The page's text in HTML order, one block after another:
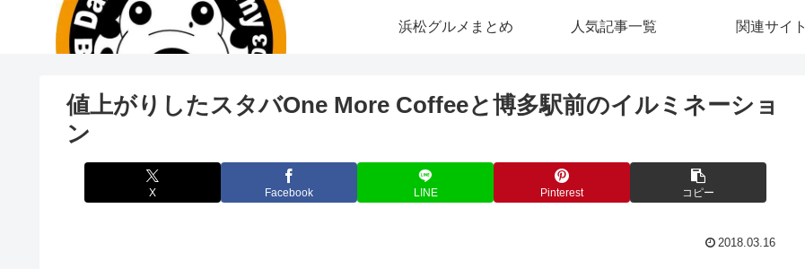
浜松グルメまとめ 人気記事一覧 関連サイト
値上がりしたスタバOne More Coffeeと博多駅前のイルミネーショ
ン
X Facebook LINE Pinterest コピー
2018.03.16